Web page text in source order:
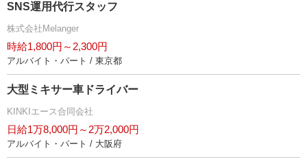
SNS運用代行スタッフ
株式会社Melanger
時給1,800円～2,300円
アルバイト・パート / 東京都
大型ミキサー車ドライバー
KINKIエース合同会社
日給1万8,000円～2万2,000円
アルバイト・パート / 大阪府